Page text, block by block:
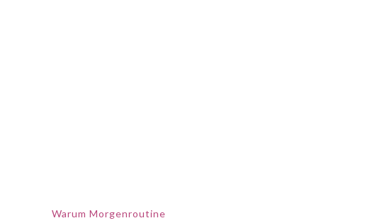
Warum Morgenroutine